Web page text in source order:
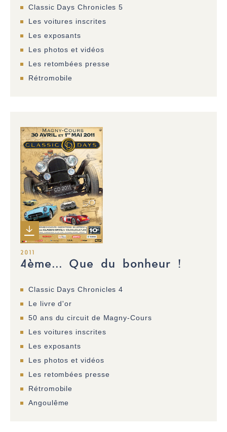
Classic Days Chronicles 5
Les voitures inscrites
Les exposants
Les photos et vidéos
Les retombées presse
Rétromobile
2011
4ème... Que du bonheur !
Classic Days Chronicles 4
Le livre d'or
50 ans du circuit de Magny-Cours
Les voitures inscrites
Les exposants
Les photos et vidéos
Les retombées presse
Rétromobile
Angoulême